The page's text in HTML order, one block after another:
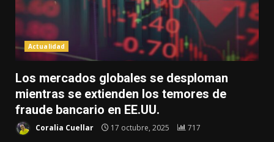
Actualidad
Los mercados globales se desploman
mientras se extienden los temores de
fraude bancario en EE.UU.
Coralia Cuellar 17 octubre, 2025 717